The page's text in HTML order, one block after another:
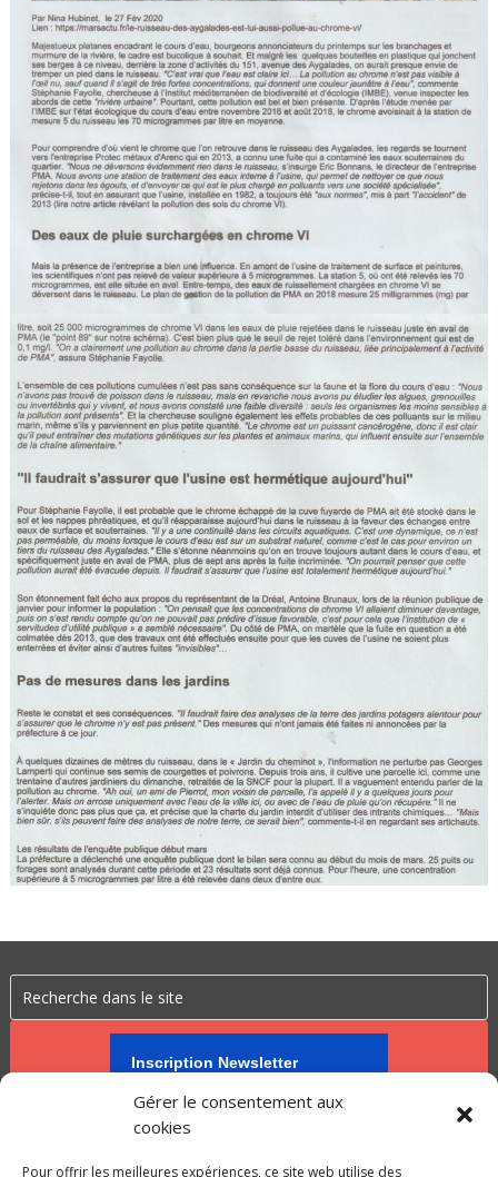
Gérer le consentement aux
cookies
Pour offrir les meilleures expériences, ce site web utilise des
Inscription Newsletter